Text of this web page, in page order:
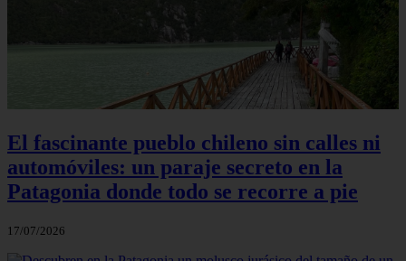
El fascinante pueblo chileno sin calles ni
automóviles: un paraje secreto en la
Patagonia donde todo se recorre a pie
17/07/2026